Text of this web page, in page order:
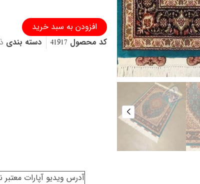
ذرع
و
چهارک
افزودن به سبد خرید
کد محصول 41917 دسته بندی
آدرس ویدیو آپارات